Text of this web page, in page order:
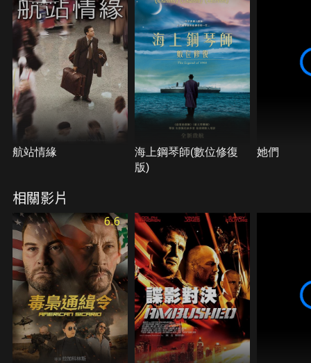
航站情緣
海上鋼琴師(數位修復
版)
她們
相關影片
6.6